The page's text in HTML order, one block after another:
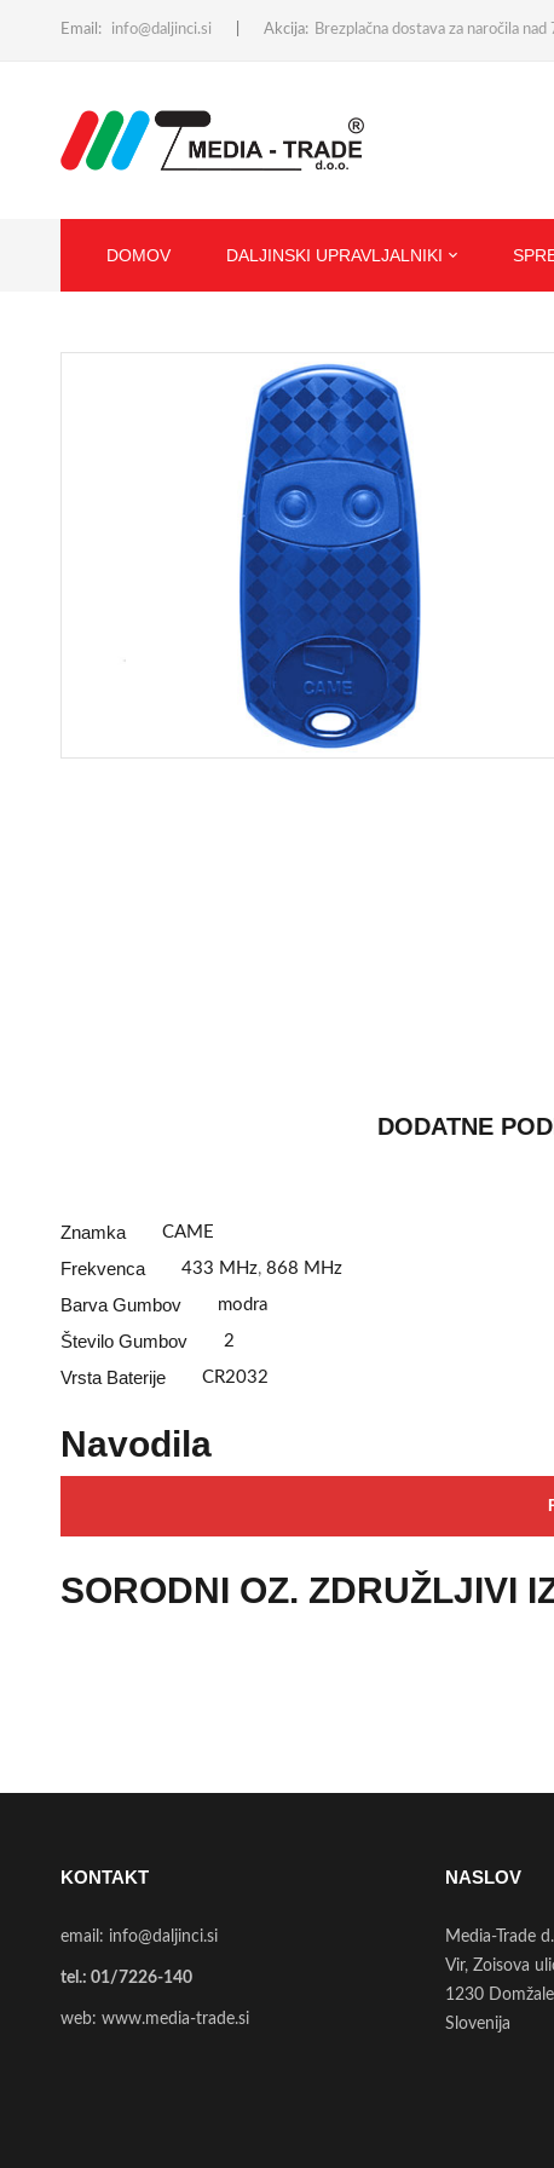
Email: info@daljinci.si Akcija: Brezplačna dostava za naročila nad
DOMOV DALJINSKI UPRAVLJALNIKI
DODATNE
Znamka CAME
Frekvenca 433 MHz, 868 MHz
Barva Gumbov modra
Število Gumbov 2
Vrsta Baterije CR2032
Navodila
SORODNI OZ. ZDRUŽLJIVI
KONTAKT
email: info@daljinci.si
tel.: 01/7226-140
web: www.media-trade.si
NASLOV
Media-Trade
Vir, Zoisova
1230 Domžale
Slovenija